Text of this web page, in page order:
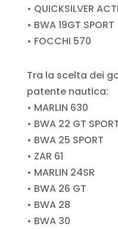
• QUICKSILVER
• BWA 19GT SPORT
• FOCCHI 570
Tra la scelta dei
patente nautica:
• MARLIN 630
• BWA 22 GT
• BWA 25 SPORT
• ZAR 61
• MARLIN 24SR
• BWA 26 GT
• BWA 28
• BWA 30